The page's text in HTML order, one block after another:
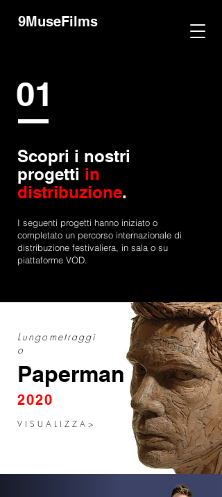
9MuseFilms
01
Scopri i nostri
progetti in
distribuzione.
I seguenti progetti hanno iniziato o
completato un percorso internazionale di
distribuzione festivaliera, in sala o su
piattaforme VOD.
Lungometraggi
o
Paperman
2020
V I S U A L I Z Z A >